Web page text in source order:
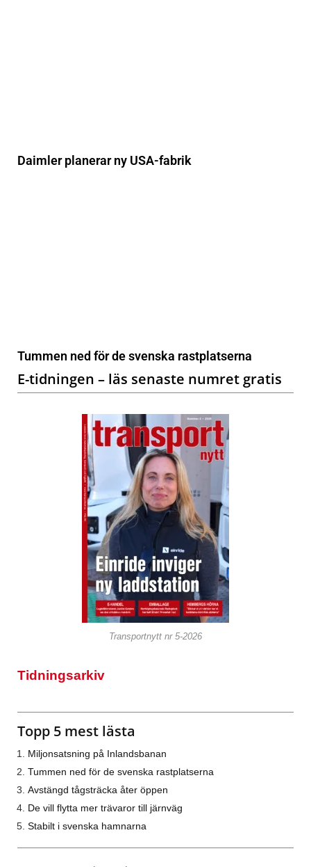
Daimler planerar ny USA-fabrik
Tummen ned för de svenska rastplatserna
E-tidningen – läs senaste numret gratis
Transportnytt nr 5-2026
Tidningsarkiv
Topp 5 mest lästa
Miljonsatsning på Inlandsbanan
Tummen ned för de svenska rastplatserna
Avstängd tågsträcka åter öppen
De vill flytta mer trävaror till järnväg
Stabilt i svenska hamnarna